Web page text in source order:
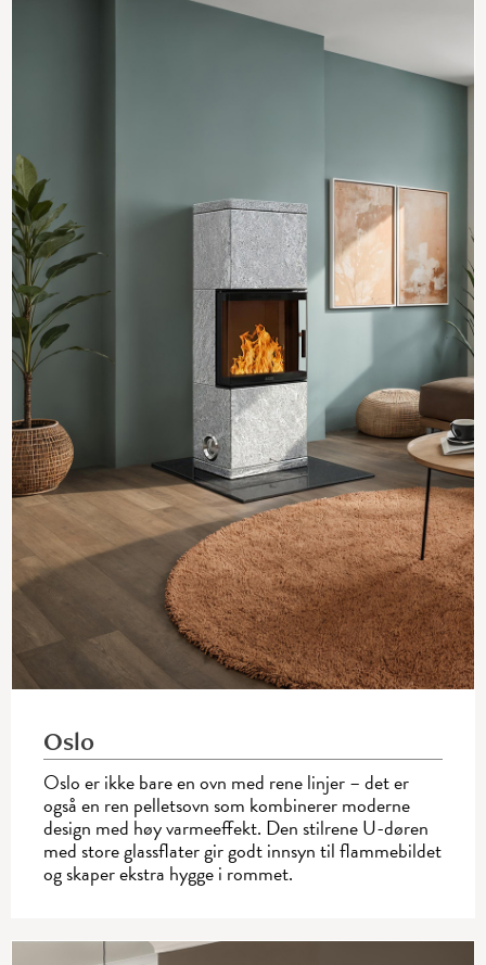
Oslo
Oslo er ikke bare en ovn med rene linjer – det er
også en ren pelletsovn som kombinerer moderne
design med høy varmeeffekt. Den stilrene U-døren
med store glassflater gir godt innsyn til flammebildet
og skaper ekstra hygge i rommet.